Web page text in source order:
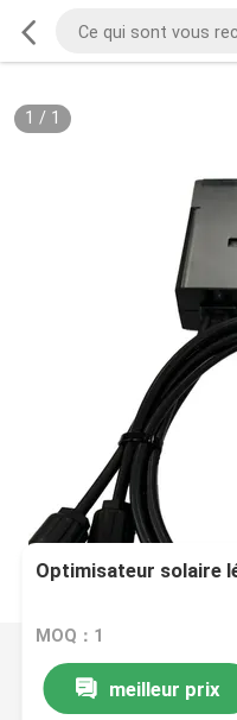
1 / 1
Optimisateur solaire
MOQ：1
meilleur prix